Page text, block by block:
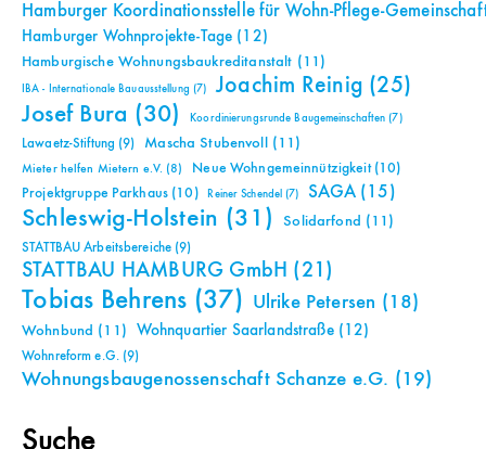
Hamburger Koordinationsstelle für Wohn-Pflege-
Hamburger Wohnprojekte-Tage (12)
Hamburgische Wohnungsbaukreditanstalt (11)
IBA - Internationale Bauausstellung (7) Joachim Reinig (25)
Josef Bura (30) Koordinierungsrunde Baugemeinschaften (7)
Lawaetz-Stiftung (9) Mascha Stubenvoll (11)
Mieter helfen Mietern e.V. (8) Neue Wohngemeinnützigkeit(10)
Projektgruppe Parkhaus (10) Reiner Schendel (7) SAGA(15)
Schleswig-Holstein (31) Solidarfond (11)
STATTBAU Arbeitsbereiche (9)
STATTBAU HAMBURG GmbH (21)
Tobias Behrens (37) Ulrike Petersen (18)
Wohnbund (11) Wohnquartier Saarlandstraße(12)
Wohnreform e.G.(9)
Wohnungsbaugenossenschaft Schanze e.G. (19)
Suche